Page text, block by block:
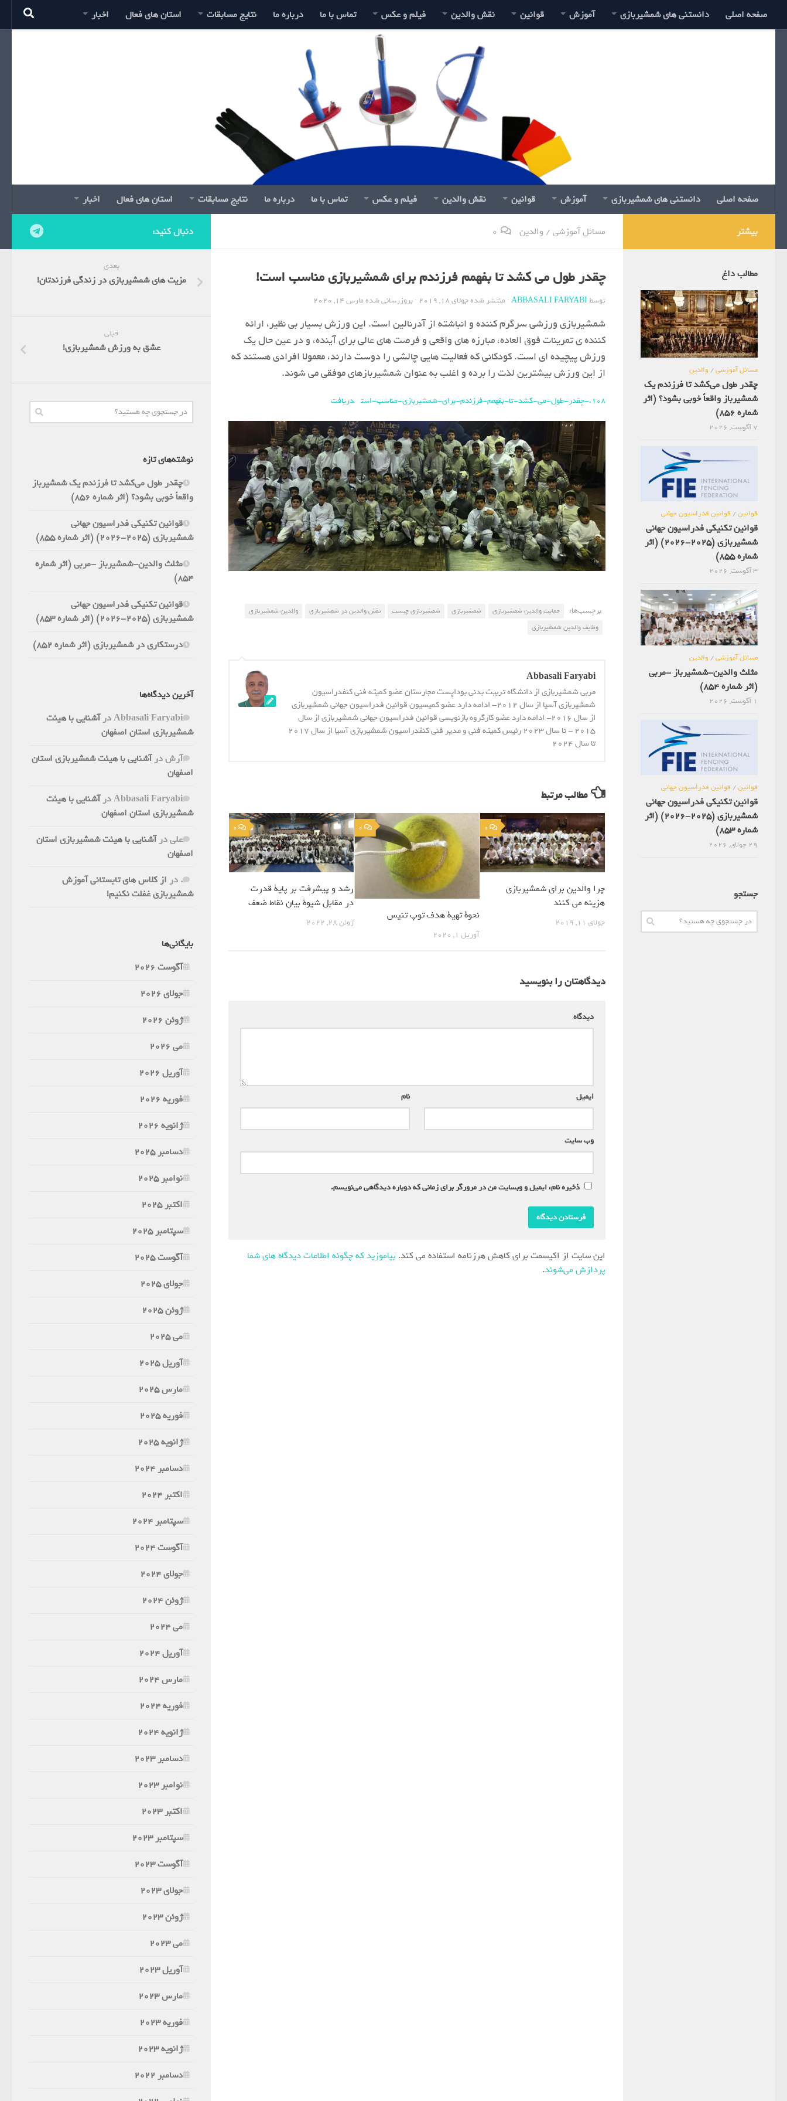
صفحه اصلی دانستنی های شمشیربازی آموزش قوانین نقش والدین فیلم و عکس تماس با ما درباره ما نتایج مسابقات استان های فعال اخبار
صفحه اصلی دانستنی های شمشیربازی آموزش قوانین نقش والدین فیلم و عکس تماس با ما درباره ما نتایج مسابقات استان های فعال اخبار
مسائل آموزشی / والدین 0
چقدر طول می کشد تا بفهمم فرزندم برای شمشیربازی مناسب است!
توسطABBASALI FARYABI · منتشر شدهجولای 18, 2019 · بروزرسانی شدهمارس 14, 2020
شمشیربازی ورزشی سرگرم کننده و انباشته از آدرنالین است. این ورزش بسیار بی نظیر، ارائه
کننده ی تمرینات فوق العاده، مبارزه های واقعی و فرصت های عالی برای آینده، و در عین حال یک
ورزش پیچیده ای است. كودكانی كه فعالیت هایی چالشی را دوست دارند، معمولا افرادی هستند كه
از این ورزش بیشترین لذت را برده و اغلب به عنوان شمشیربازهای موفقی می شوند.
108.-چقدر-طول-می-کشد-تا-بفهمم-فرزندم-برای-شمشیربازی-مناسب-است دریافت
برچسب‌ها: حمایت والدین شمشیربازی شمشیربازی شمشیربازی چیست نقش والدین در شمشیربازی
والدین شمشیربازی
وظایف والدین شمشیربازی
Abbasali Faryabi
مربی شمشیربازی از دانشگاه تربیت بدنی بوداپست مجارستان عضو کمیته فنی کنفدراسیون
شمشیربازی آسیا از سال 2012- ادامه دارد عضو کمیسیون قوانین فدراسیون جهانی شمشیربازی
از سال 2016- ادامه دارد عضو کارگروه بازنویسی قوانین فدراسیون جهانی شمشیربازی از سال
2015 - تا سال 2023 رئیس کمیته فنی و مدیر فنی کنفدراسیون شمشیربازی آسیا از سال 2017
تا سال 2024
مطالب مرتبط
0
چرا والدین برای شمشیربازی
هزینه می کنند
جولای 11, 2019
0
نحوة تهیة هدف توپ تنیس
آوریل 1, 2020
0
رشد و پیشرفت بر پایة قدرت
در مقابل شیوة بیان نقاط ضعف
ژوئن 28, 2022
دیدگاهتان را بنویسید
دیدگاه
نام ایمیل
وب‌ سایت
ذخیره نام، ایمیل و وبسایت من در مرورگر برای زمانی که دوباره دیدگاهی می‌نویسم.
این سایت از اکیسمت برای کاهش هرزنامه استفاده می کند. بیاموزید که چگونه اطلاعات دیدگاه های شما
پردازش می‌شوند.
دنبال کنید:
بعدی
مزیت های شمشیربازی در زندگی فرزندتان!
قبلی
عشق به ورزش شمشیربازی!
نوشته‌های تازه
چقدر طول می‌کشد تا فرزندم یک شمشیرباز
واقعاً خوبی بشود؟ (اثر شماره 856)
قوانین تکنیکی فدراسیون جهانی
شمشیربازی (2025-2026) (اثر شماره 855)
مثلث والدین-شمشیرباز -مربی (اثر شماره
854)
قوانین تکنیکی فدراسیون جهانی
شمشیربازی (2025-2026) (اثر شماره 853)
درستکاری در شمشیربازی (اثر شماره 852)
آخرین دیدگاه‌ها
Abbasali Faryabiدرآشنایی با هیئت
شمشیربازی استان اصفهان
آرشدرآشنایی با هیئت شمشیربازی استان
اصفهان
Abbasali Faryabiدرآشنایی با هیئت
شمشیربازی استان اصفهان
علیدرآشنایی با هیئت شمشیربازی استان
اصفهان
. در از کلاس های تابستانی آموزش
شمشیربازی غفلت نکنیم!
بایگانی‌ها
آگوست 2026
جولای 2026
ژوئن 2026
می 2026
آوریل 2026
فوریه 2026
ژانویه 2026
دسامبر 2025
نوامبر 2025
اکتبر 2025
سپتامبر 2025
آگوست 2025
جولای 2025
ژوئن 2025
می 2025
آوریل 2025
مارس 2025
فوریه 2025
ژانویه 2025
دسامبر 2024
اکتبر 2024
سپتامبر 2024
آگوست 2024
جولای 2024
ژوئن 2024
می 2024
آوریل 2024
مارس 2024
فوریه 2024
ژانویه 2024
دسامبر 2023
نوامبر 2023
اکتبر 2023
سپتامبر 2023
آگوست 2023
جولای 2023
ژوئن 2023
می 2023
آوریل 2023
مارس 2023
فوریه 2023
ژانویه 2023
دسامبر 2022
بیشتر
مطالب داغ
مسائل آموزشی/ والدین
چقدر طول می‌کشد تا فرزندم یک
شمشیرباز واقعاً خوبی بشود؟ (اثر
شماره 856)
7 آگوست, 2026
قوانین/ قوانین فدراسیون جهانی
قوانین تکنیکی فدراسیون جهانی
شمشیربازی (2025-2026) (اثر
شماره 855)
3 آگوست, 2026
مسائل آموزشی/ والدین
مثلث والدین-شمشیرباز -مربی
(اثر شماره 854)
1 آگوست, 2026
قوانین/ قوانین فدراسیون جهانی
قوانین تکنیکی فدراسیون جهانی
شمشیربازی (2025-2026) (اثر
شماره 853)
29 جولای, 2026
جستجو